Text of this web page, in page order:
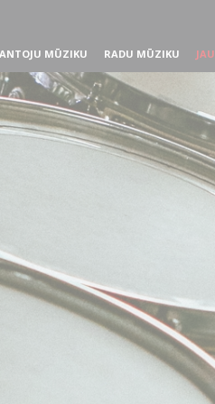
MŪZIKU RADU MŪZIKU